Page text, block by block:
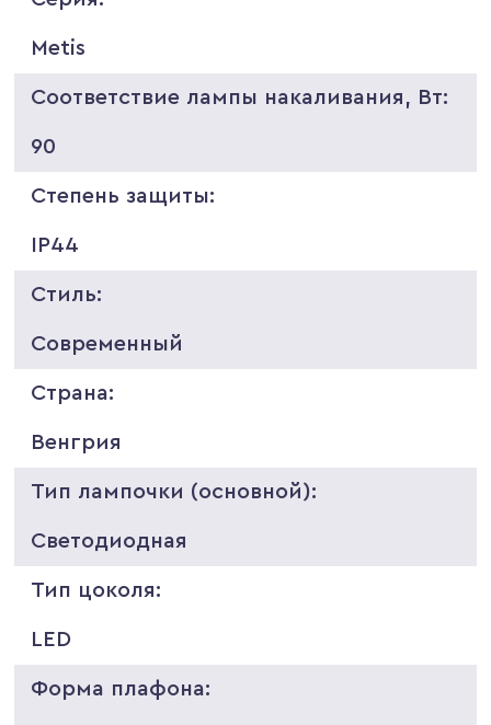
Metis
Соответствие лампы накаливания, Вт:
90
Степень защиты:
IP44
Стиль:
Современный
Страна:
Венгрия
Тип лампочки (основной):
Светодиодная
Тип цоколя:
LED
Форма плафона: